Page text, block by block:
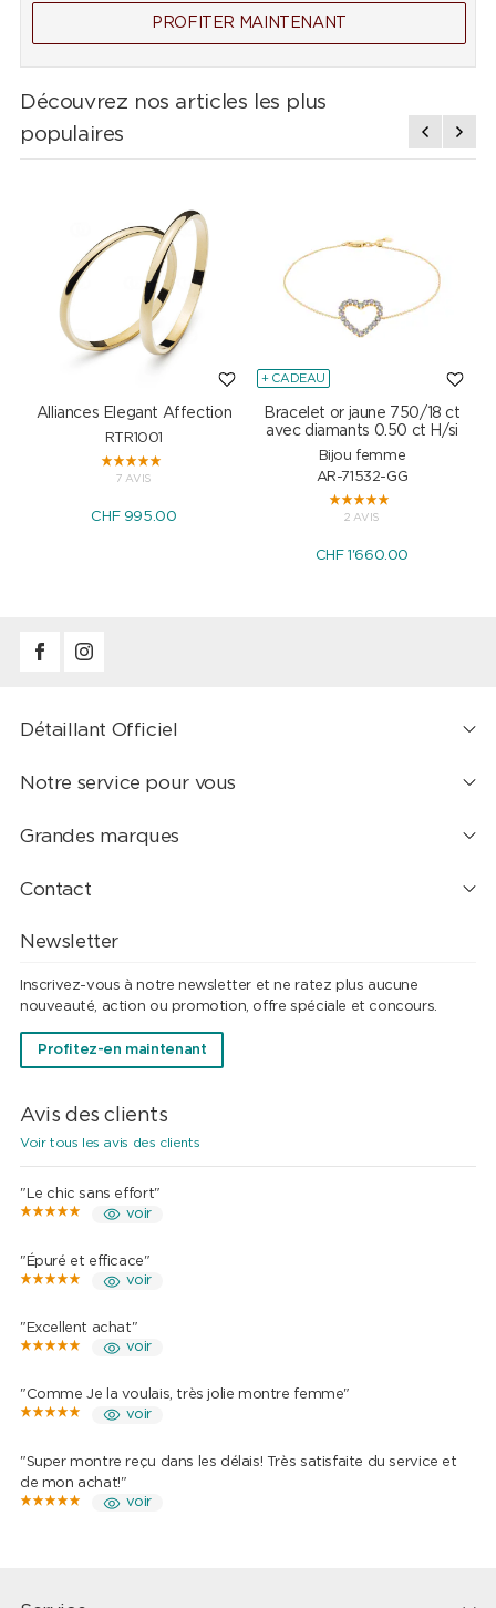
PROFITER MAINTENANT
Découvrez nos articles les plus
populaires
Alliances Elegant Affection
RTR1001
7 AVIS
CHF 995.00
+ CADEAU
Bracelet or jaune 750/18 ct
avec diamants 0.50 ct H/si
Bijou femme
AR-71532-GG
2 AVIS
CHF 1'660.00
Détaillant Officiel
Notre service pour vous
Grandes marques
Contact
Newsletter
Inscrivez-vous à notre newsletter et ne ratez plus aucune
nouveauté, action ou promotion, offre spéciale et concours.
Profitez-en maintenant
Avis des clients
Voir tous les avis des clients
"Le chic sans effort"
voir
"Épuré et efficace"
voir
"Excellent achat"
voir
"Comme Je la voulais, très jolie montre femme"
voir
"Super montre reçu dans les délais! Très satisfaite du service et
de mon achat!"
voir